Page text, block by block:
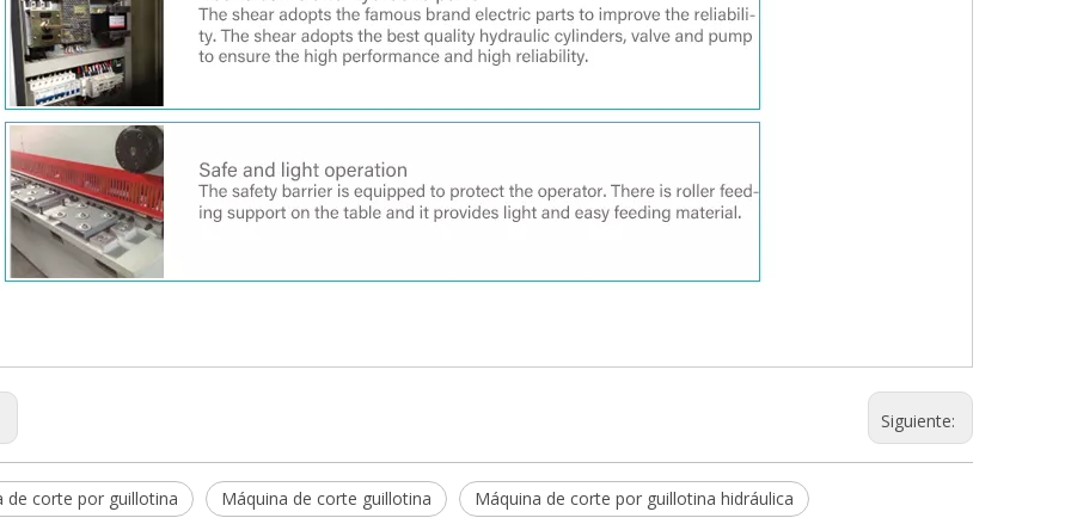
Siguiente:
de corte por guillotina Máquina de corte guillotina Máquina de corte por guillotina hidráulica